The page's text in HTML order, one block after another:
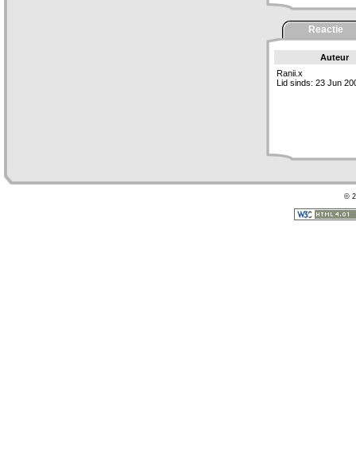
Reactie
Auteur
Ranii.x
Lid sinds: 23 Jun
©